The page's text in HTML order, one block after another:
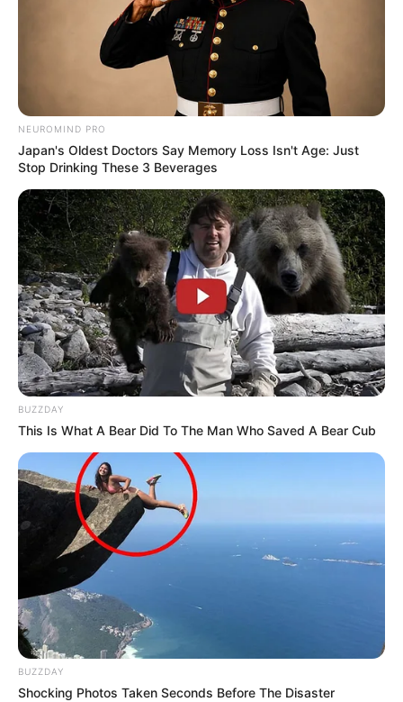
NEUROMIND PRO
Japan's Oldest Doctors Say Memory Loss Isn't Age: Just
Stop Drinking These 3 Beverages
BUZZDAY
This Is What A Bear Did To The Man Who Saved A Bear Cub
BUZZDAY
Shocking Photos Taken Seconds Before The Disaster